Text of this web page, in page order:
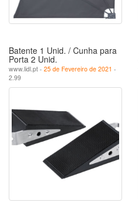
Batente 1 Unid. / Cunha para
Porta 2 Unid.
www.lidl.pt - 25 de Fevereiro de 2021 -
2.99